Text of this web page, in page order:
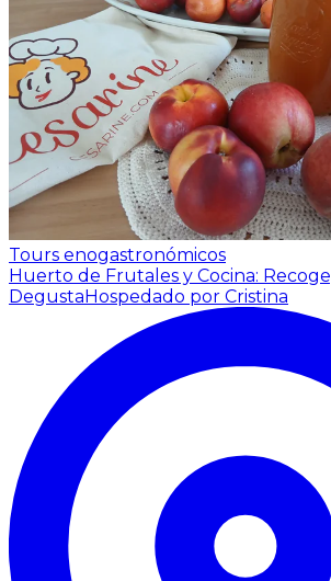
Tours enogastronómicos
Huerto de Frutales y Cocina:
DegustaHospedado por Cristina